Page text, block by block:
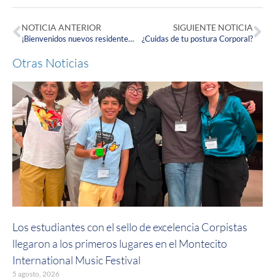
NOTICIA ANTERIOR
¡Bienvenidos nuevos residentes y graduandos de la Especialización en Medicina Familiar Integral!
SIGUIENTE NOTICIA
¿Cuidas de tu postura Corporal?
Otras Noticias
Los estudiantes con el sello de excelencia Corpistas
llegaron a los primeros lugares en el Montecito
International Music Festival
5 agosto, 2026